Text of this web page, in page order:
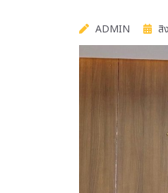
ADMIN สิ